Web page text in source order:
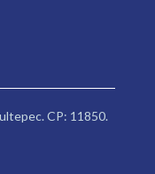
CP: 11850.